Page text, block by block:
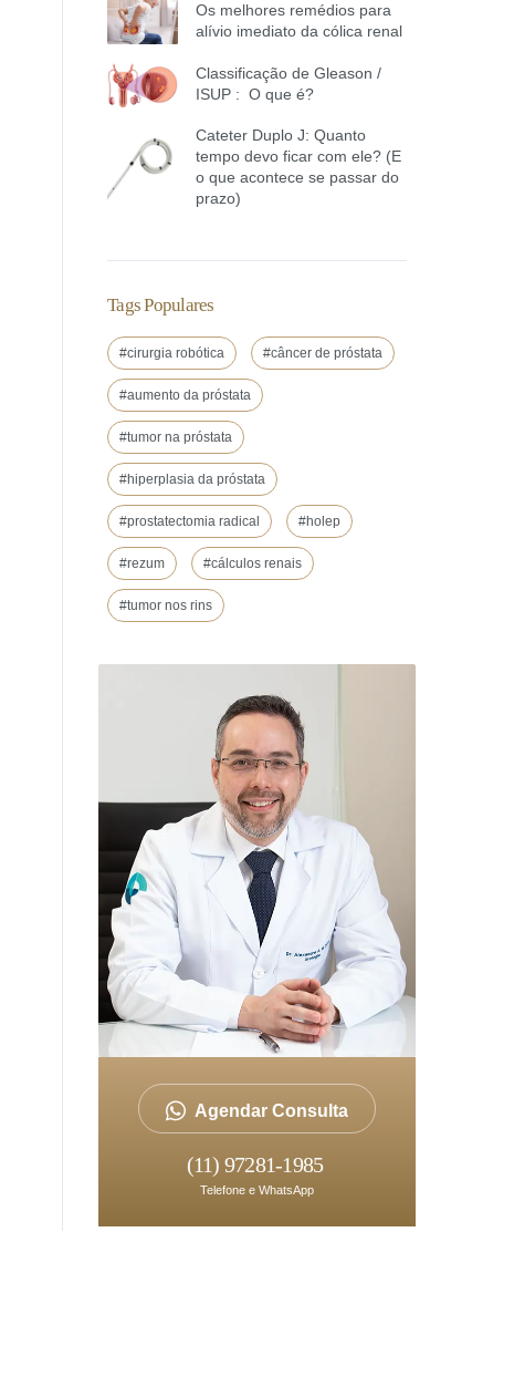
Os melhores remédios para
alívio imediato da cólica renal
Classificação de Gleason /
ISUP : O que é?
Cateter Duplo J: Quanto
tempo devo ficar com ele? (E
o que acontece se passar do
prazo)
Tags Populares
#cirurgia robótica #câncer de próstata
#aumento da próstata
#tumor na próstata
#hiperplasia da próstata
#prostatectomia radical #holep
#rezum #cálculos renais
#tumor nos rins
Agendar Consulta
(11) 97281-1985
Telefone e WhatsApp